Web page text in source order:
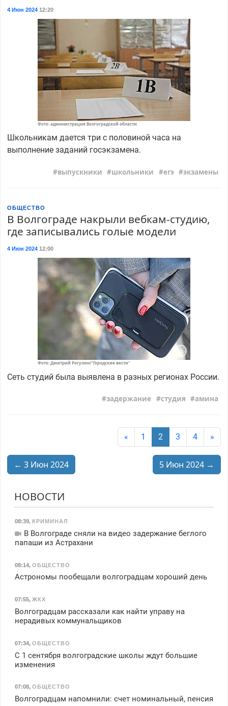
4 Июн 202412:20
Фото: администрация Волгоградской области
Школьникам дается три с половиной часа на
выполнение заданий госэкзамена.
выпускники школьники егэ экзамены
ОБЩЕСТВО
В Волгограде накрыли вебкам-студию,
где записывались голые модели
4 Июн 202412:00
Фото: Дмитрий Рогулин/"Городские вести"
Сеть студий была выявлена в разных регионах России.
задержание студия амина
« 1 2 3 4 »
← 3 Июн 2024 5 Июн 2024 →
НОВОСТИ
08:39, КРИМИНАЛ
В Волгограде сняли на видео задержание беглого
папаши из Астрахани
08:14, ОБЩЕСТВО
Астрономы пообещали волгоградцам хороший день
07:55, ЖКХ
Волгоградцам рассказали как найти управу на
нерадивых коммунальщиков
07:34, ОБЩЕСТВО
С 1 сентября волгоградские школы ждут большие
изменения
07:08, ОБЩЕСТВО
Волгоградцам напомнили: счет номинальный, пенсия